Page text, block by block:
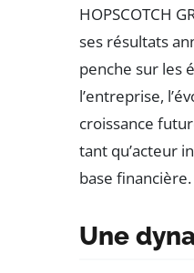
HOPSCOTCH
ses résultats
penche sur les
l’entreprise,
croissance
tant qu’acteur
base financière.
Une